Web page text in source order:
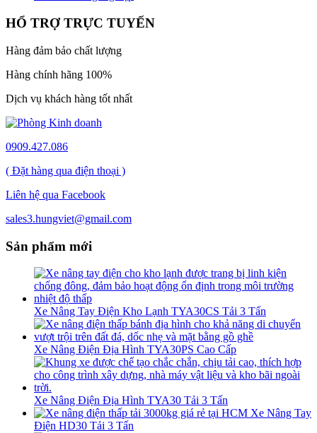
HỔ TRỢ TRỰC TUYẾN
Hàng đảm bảo chất lượng
Hàng chính hãng 100%
Dịch vụ khách hàng tốt nhất
0909.427.086
( Đặt hàng qua điện thoại )
Liên hệ qua Facebook
sales3.hungviet@gmail.com
Sản phẩm mới
Xe Nâng Tay Điện Kho Lạnh TYA30CS Tải 3 Tấn
Xe Nâng Điện Địa Hình TYA30PS Cao Cấp
Xe Nâng Điện Địa Hình TYA30 Tải 3 Tấn
Xe Nâng Tay
Điện HD30 Tải 3 Tấn